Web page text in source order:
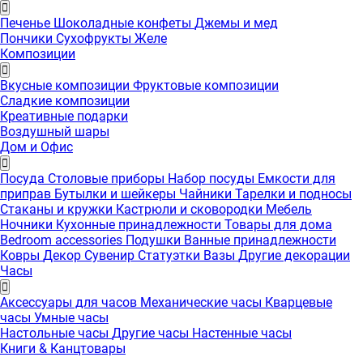
Печенье Шоколадные конфеты Джемы и мед
Пончики Сухофрукты Желе
Композиции
Вкусные композиции Фруктовые композиции
Сладкие композиции
Креативные подарки
Воздушный шары
Дом и Офис
Посуда Столовые приборы Набор посуды Емкости для
приправ Бутылки и шейкеры Чайники Тарелки и подносы
Стаканы и кружки Кастрюли и сковородки Мебель
Ночники Кухонные принадлежности Товары для дома
Bedroom accessories Подушки Ванные принадлежности
Ковры Декор Сувенир Статуэтки Вазы Другие декорации
Часы
Аксессуары для часов Механические часы Кварцевые
часы Умные часы
Настольные часы Другие часы Настенные часы
Книги & Канцтовары